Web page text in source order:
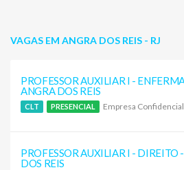
VAGAS EM ANGRA DOS REIS - RJ
PROFESSOR AUXILIAR I -
ANGRA DOS REIS
CLT PRESENCIAL Empresa Confidencial
PROFESSOR AUXILIAR I - DIREITO
DOS REIS